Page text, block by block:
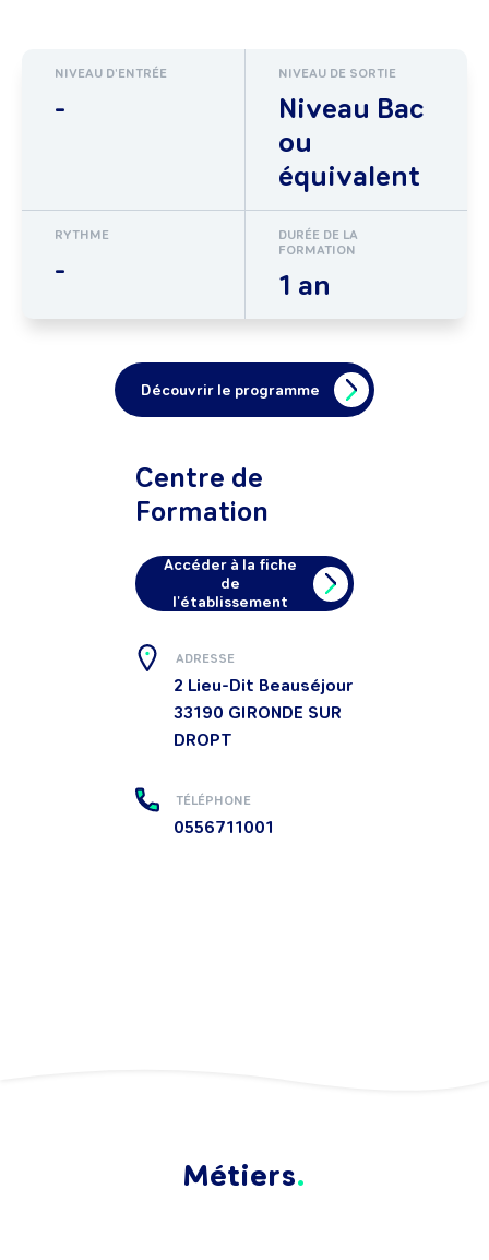
NIVEAU D'ENTRÉE
-
NIVEAU DE SORTIE
Niveau Bac
ou
équivalent
RYTHME
-
DURÉE DE LA
FORMATION
1 an
Découvrir le programme
Centre de
Formation
Accéder à la fiche
de
l'établissement
ADRESSE
2 Lieu-Dit Beauséjour
33190 GIRONDE SUR
DROPT
TÉLÉPHONE
0556711001
Métiers